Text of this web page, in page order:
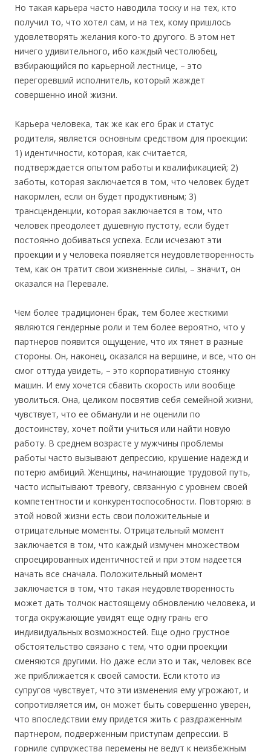
Но такая карьера часто наводила тоску и на тех, кто
получил то, что хотел сам, и на тех, кому пришлось
удовлетворять желания кого-то другого. В этом нет
ничего удивительного, ибо каждый честолюбец,
взбирающийся по карьерной лестнице, – это
перегоревший исполнитель, который жаждет
совершенно иной жизни.
Карьера человека, так же как его брак и статус
родителя, является основным средством для проекции:
1) идентичности, которая, как считается,
подтверждается опытом работы и квалификацией; 2)
заботы, которая заключается в том, что человек будет
накормлен, если он будет продуктивным; 3)
трансценденции, которая заключается в том, что
человек преодолеет душевную пустоту, если будет
постоянно добиваться успеха. Если исчезают эти
проекции и у человека появляется неудовлетворенность
тем, как он тратит свои жизненные силы, – значит, он
оказался на Перевале.
Чем более традиционен брак, тем более жесткими
являются гендерные роли и тем более вероятно, что у
партнеров появится ощущение, что их тянет в разные
стороны. Он, наконец, оказался на вершине, и все, что он
смог оттуда увидеть, – это корпоративную стоянку
машин. И ему хочется сбавить скорость или вообще
уволиться. Она, целиком посвятив себя семейной жизни,
чувствует, что ее обманули и не оценили по
достоинству, хочет пойти учиться или найти новую
работу. В среднем возрасте у мужчины проблемы
работы часто вызывают депрессию, крушение надежд и
потерю амбиций. Женщины, начинающие трудовой путь,
часто испытывают тревогу, связанную с уровнем своей
компетентности и конкурентоспособности. Повторяю: в
этой новой жизни есть свои положительные и
отрицательные моменты. Отрицательный момент
заключается в том, что каждый измучен множеством
спроецированных идентичностей и при этом надеется
начать все сначала. Положительный момент
заключается в том, что такая неудовлетворенность
может дать толчок настоящему обновлению человека, и
тогда окружающие увидят еще одну грань его
индивидуальных возможностей. Еще одно грустное
обстоятельство связано с тем, что одни проекции
сменяются другими. Но даже если это и так, человек все
же приближается к своей самости. Если ктото из
супругов чувствует, что эти изменения ему угрожают, и
сопротивляется им, он может быть совершенно уверен,
что впоследствии ему придется жить с раздраженным
партнером, подверженным приступам депрессии. В
горниле супружества перемены не ведут к неизбежным